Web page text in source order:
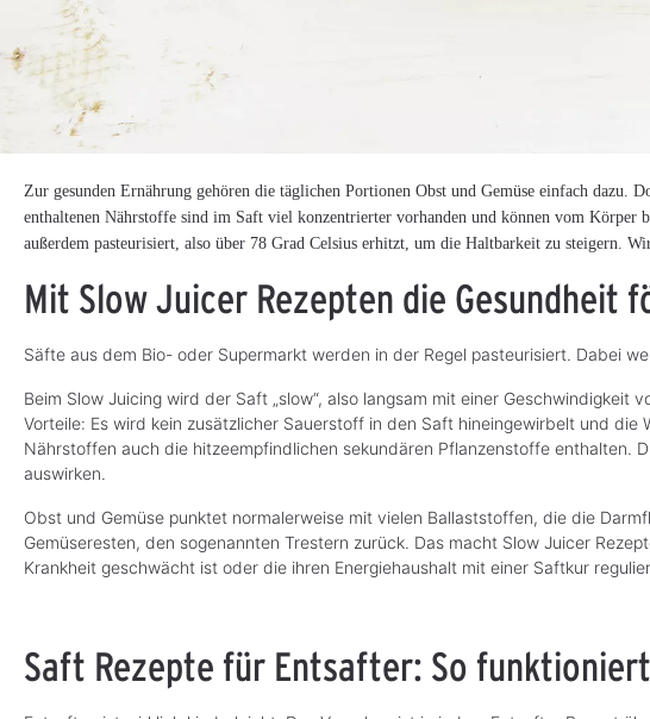
Zur gesunden Ernährung gehören die täglichen Portionen Obst und Gemüse einfach
enthaltenen Nährstoffe sind im Saft viel konzentrierter vorhanden und können vom Körper
außerdem pasteurisiert, also über 78 Grad Celsius erhitzt, um die Haltbarkeit zu steigern.
Mit Slow Juicer Rezepten die Gesundheit
Säfte aus dem Bio- oder Supermarkt werden in der Regel pasteurisiert. Dabei
Beim Slow Juicing wird der Saft „slow“, also langsam mit einer
Vorteile: Es wird kein zusätzlicher Sauerstoff in den Saft hineingewirbelt und
Nährstoffen auch die hitzeempfindlichen sekundären Pflanzenstoffe enthalten.
auswirken.
Obst und Gemüse punktet normalerweise mit vielen Ballaststoffen, die die
Gemüseresten, den sogenannten Trestern zurück. Das macht Slow Juicer
Krankheit geschwächt ist oder die ihren Energiehaushalt mit einer Saftkur
Saft Rezepte für Entsafter: So